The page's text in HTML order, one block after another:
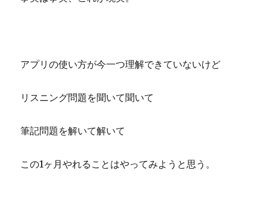
アプリの使い方が今一つ理解できていないけど
リスニング問題を聞いて聞いて
筆記問題を解いて解いて
この1ヶ月やれることはやってみようと思う。